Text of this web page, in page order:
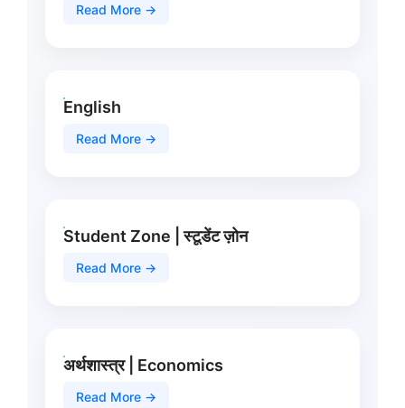
Read More →
English
Read More →
Student Zone | स्टूडेंट ज़ोन
Read More →
अर्थशास्त्र | Economics
Read More →